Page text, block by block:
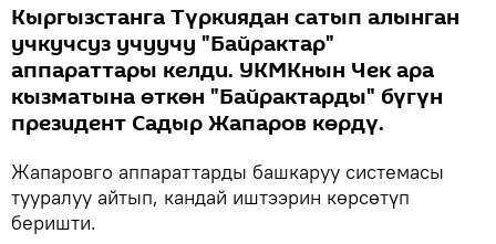
Кыргызстанга Түркиядан сатып алынган
учкучсуз учуучу "Байрактар"
аппараттары келди. УКМКнын Чек ара
кызматына өткөн "Байрактарды" бүгүн
президент Садыр Жапаров көрдү.
Жапаровго аппараттарды башкаруу системасы
тууралуу айтып, кандай иштээрин көрсөтүп
беришти.